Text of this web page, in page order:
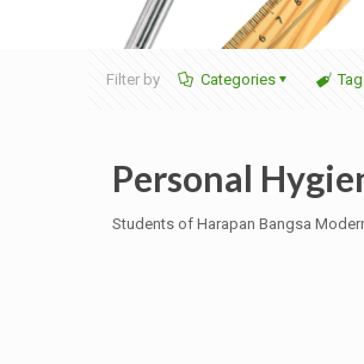
Filter by Categories
Personal
Students of Harapan Bangsa